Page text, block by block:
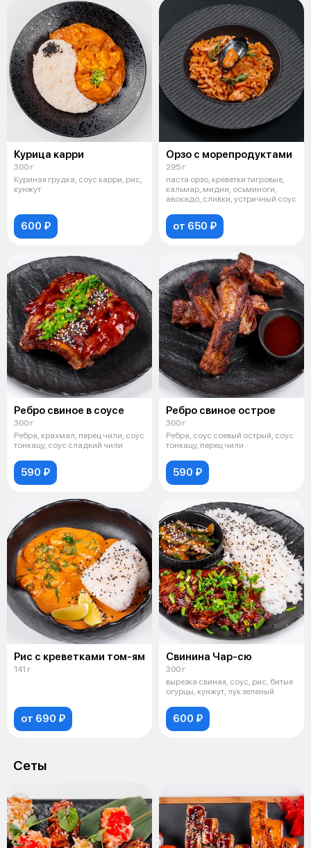
Курица карри
300 г
Куриная грудка, соус карри, рис,
кунжут
600 ₽
Орзо с морепродуктами
295 г
паста орзо, креветки тигровые,
кальмар, мидии, осьминоги,
авокадо, сливки, устричный соус
от 650 ₽
Ребро свиное в соусе
300 г
Ребра, крахмал, перец чили, соус
тонкацу, соус сладкий чили
590 ₽
Ребро свиное острое
300 г
Ребра, соус соевый острый, соус
тонкацу, перец чили
590 ₽
Рис с креветками том-ям
141 г
от 690 ₽
Свинина Чар-сю
300 г
вырезка свиная, соус, рис, битые
огурцы, кунжут, лук зеленый
600 ₽
Сеты